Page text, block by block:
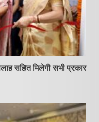
सहित मिलेगी सभी प्रकार